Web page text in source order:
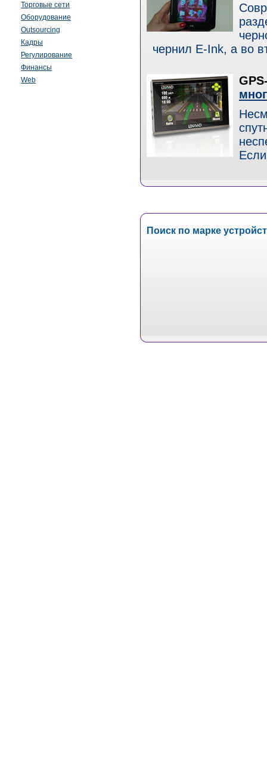
Торговые сети
Оборудование
Outsourcing
Кадры
Регулирование
Финансы
Web
чернил E-Ink, а во
Поиск по марке